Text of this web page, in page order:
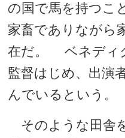
の国で馬を持つこ
家畜でありながら
在だ。 ベネディ
監督はじめ、出演
んでいるという。
そのような田舎